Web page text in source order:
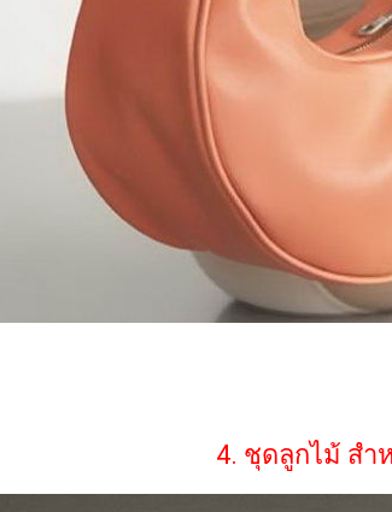
4. ชุดลูกไม้ สำ